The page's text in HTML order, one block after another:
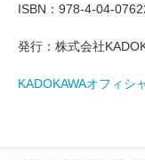
ISBN：978-4-04-
発行：株式会社
KADOKAWAオフィシ